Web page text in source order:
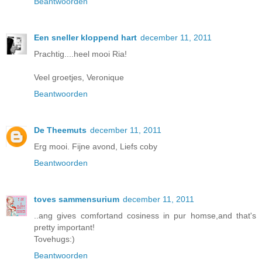
Een sneller kloppend hart december 11, 2011
Prachtig....heel mooi Ria!
Veel groetjes, Veronique
Beantwoorden
De Theemuts december 11, 2011
Erg mooi. Fijne avond, Liefs coby
Beantwoorden
toves sammensurium december 11, 2011
..ang gives comfortand cosiness in pur homse,and that's
pretty important!
Tovehugs:)
Beantwoorden